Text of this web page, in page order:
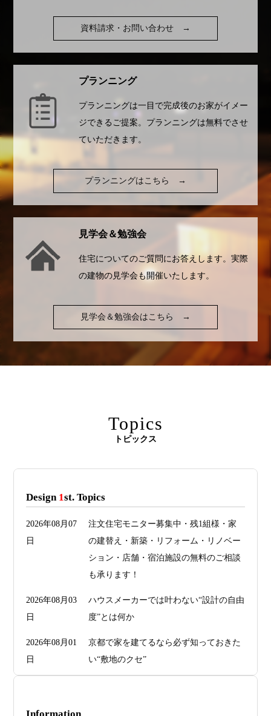
資料請求・お問い合わせ →
プランニング
プランニングは一目で完成後のお家がイメー
ジできるご提案。プランニングは無料でさせ
ていただきます。
プランニングはこちら →
見学会＆勉強会
住宅についてのご質問にお答えします。実際
の建物の見学会も開催いたします。
見学会＆勉強会はこちら →
Topics
トピックス
Design 1st. Topics
2026年08月07
日
注文住宅モニター募集中・残1組様・家
の建替え・新築・リフォーム・リノベー
ション・店舗・宿泊施設の無料のご相談
も承ります！
2026年08月03
日
ハウスメーカーでは叶わない“設計の自由
度”とは何か
2026年08月01
日
京都で家を建てるなら必ず知っておきた
い“敷地のクセ”